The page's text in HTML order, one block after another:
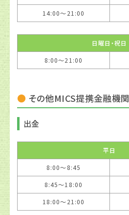
14:00〜21:00
日曜日・祝日
8:00〜21:00
その他MICS提携金融機関
出金
平日
8:00〜8:45
8:45〜18:00
18:00〜21:00